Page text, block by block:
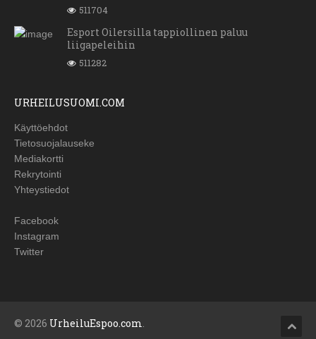
511704
Esport Oilersilla tappiollinen paluu
liigapeleihin
511282
URHEILUSUOMI.COM
Käyttöehdot
Tietosuojalauseke
Mediakortti
Rekrytointi
Yhteystiedot
Facebook
Instagram
Twitter
© 2026 UrheiluEspoo.com.